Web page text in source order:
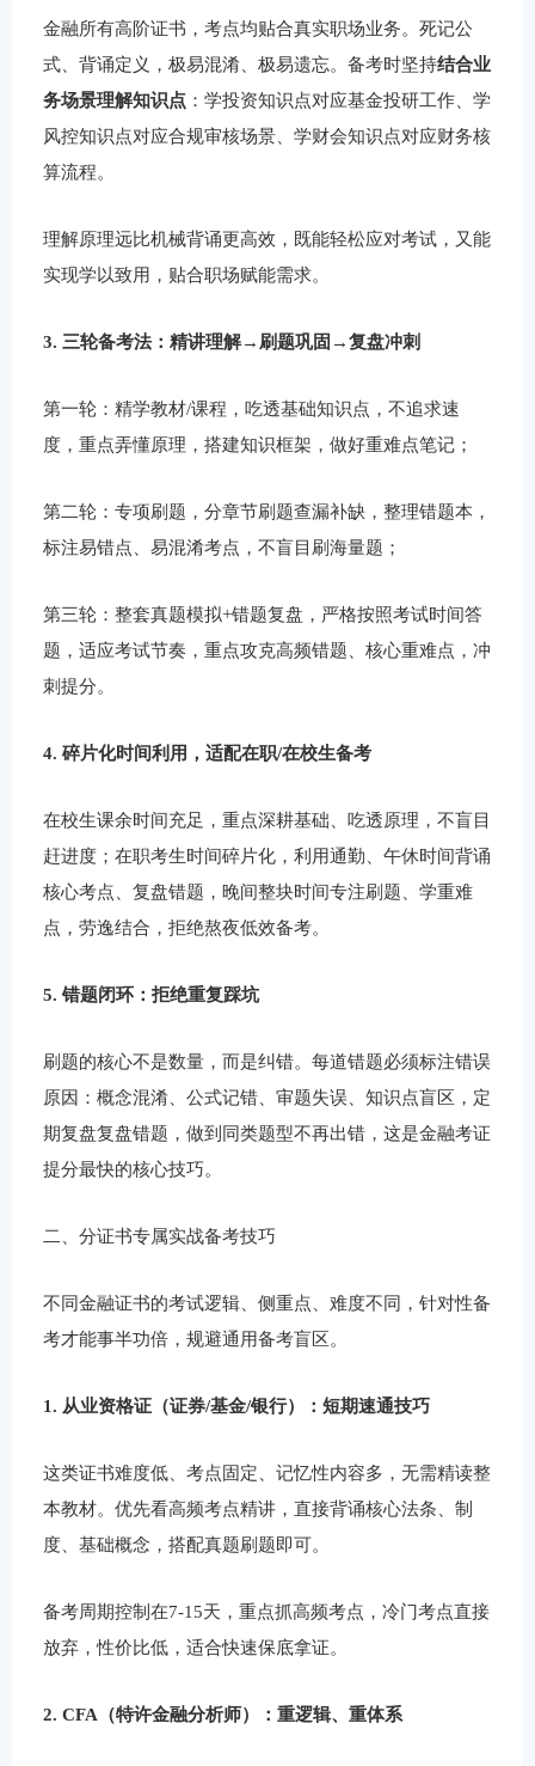
金融所有高阶证书，考点均贴合真实职场业务。死记公
式、背诵定义，极易混淆、极易遗忘。备考时坚持结合业
务场景理解知识点 ：学投资知识点对应基金投研工作、学
风控知识点对应合规审核场景、学财会知识点对应财务核
算流程。
理解原理远比机械背诵更高效，既能轻松应对考试，又能
实现学以致用，贴合职场赋能需求。
3. 三轮备考法：精讲理解→刷题巩固→复盘冲刺
第一轮：精学教材/课程，吃透基础知识点，不追求速
度，重点弄懂原理，搭建知识框架，做好重难点笔记；
第二轮：专项刷题，分章节刷题查漏补缺，整理错题本，
标注易错点、易混淆考点，不盲目刷海量题；
第三轮：整套真题模拟+错题复盘，严格按照考试时间答
题，适应考试节奏，重点攻克高频错题、核心重难点，冲
刺提分。
4. 碎片化时间利用，适配在职/在校生备考
在校生课余时间充足，重点深耕基础、吃透原理，不盲目
赶进度；在职考生时间碎片化，利用通勤、午休时间背诵
核心考点、复盘错题，晚间整块时间专注刷题、学重难
点，劳逸结合，拒绝熬夜低效备考。
5. 错题闭环：拒绝重复踩坑
刷题的核心不是数量，而是纠错。每道错题必须标注错误
原因：概念混淆、公式记错、审题失误、知识点盲区，定
期复盘复盘错题，做到同类题型不再出错，这是金融考证
提分最快的核心技巧。
二、分证书专属实战备考技巧
不同金融证书的考试逻辑、侧重点、难度不同，针对性备
考才能事半功倍，规避通用备考盲区。
1. 从业资格证（证券/基金/银行）：短期速通技巧
这类证书难度低、考点固定、记忆性内容多，无需精读整
本教材。优先看高频考点精讲，直接背诵核心法条、制
度、基础概念，搭配真题刷题即可。
备考周期控制在7-15天，重点抓高频考点，冷门考点直接
放弃，性价比低，适合快速保底拿证。
2. CFA（特许金融分析师）：重逻辑、重体系